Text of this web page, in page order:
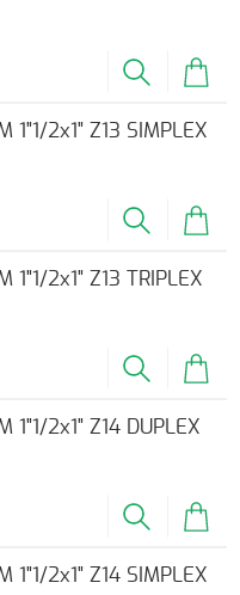
1"1/2x1" Z13 SIMPLEX
1"1/2x1" Z13 TRIPLEX
1"1/2x1" Z14 DUPLEX
1"1/2x1" Z14 SIMPLEX